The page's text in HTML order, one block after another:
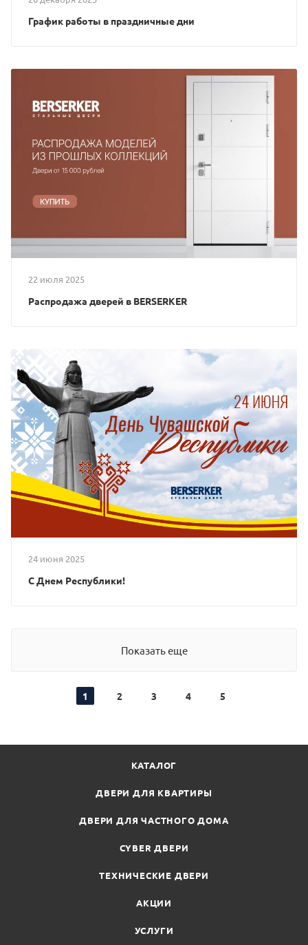
График работы в праздничные дни
22 июля 2025
Распродажа дверей в BERSERKER
24 июня 2025
С Днем Республики!
Показать еще
1 2 3 4 5
КАТАЛОГ
ДВЕРИ ДЛЯ КВАРТИРЫ
ДВЕРИ ДЛЯ ЧАСТНОГО ДОМА
CYBER ДВЕРИ
ТЕХНИЧЕСКИЕ ДВЕРИ
АКЦИИ
УСЛУГИ